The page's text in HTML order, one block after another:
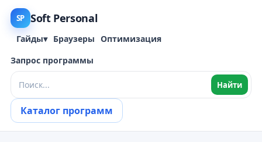
SP Soft Personal
Гайды▾ Браузеры Оптимизация
Запрос программы
Найти
Каталог программ